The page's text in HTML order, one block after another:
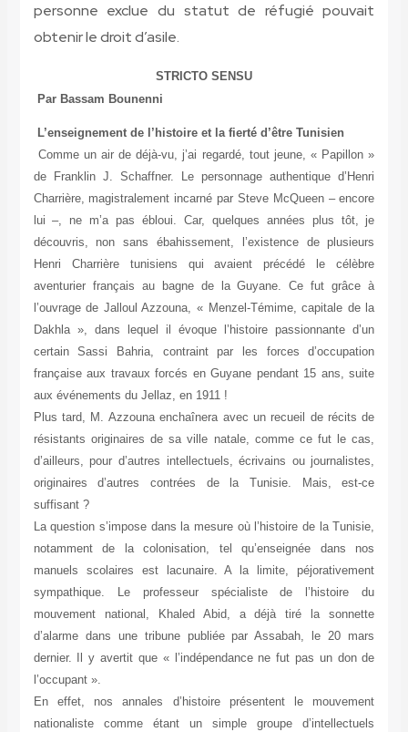
personne exclue du statut de réfugié pouvait
obtenir le droit d’asile.
STRICTO SENSU
Par Bassam Bounenni
L’enseignement de l’histoire et la fierté d’être Tunisien
Comme un air de déjà-vu, j’ai regardé, tout jeune, « Papillon »
de Franklin J. Schaffner. Le personnage authentique d’Henri
Charrière, magistralement incarné par Steve McQueen – encore
lui –, ne m’a pas ébloui. Car, quelques années plus tôt, je
découvris, non sans ébahissement, l’existence de plusieurs
Henri Charrière tunisiens qui avaient précédé le célèbre
aventurier français au bagne de la Guyane. Ce fut grâce à
l’ouvrage de Jalloul Azzouna, « Menzel-Témime, capitale de la
Dakhla », dans lequel il évoque l’histoire passionnante d’un
certain Sassi Bahria, contraint par les forces d’occupation
française aux travaux forcés en Guyane pendant 15 ans, suite
aux événements du Jellaz, en 1911 !
Plus tard, M. Azzouna enchaînera avec un recueil de récits de
résistants originaires de sa ville natale, comme ce fut le cas,
d’ailleurs, pour d’autres intellectuels, écrivains ou journalistes,
originaires d’autres contrées de la Tunisie. Mais, est-ce
suffisant ?
La question s’impose dans la mesure où l’histoire de la Tunisie,
notamment de la colonisation, tel qu’enseignée dans nos
manuels scolaires est lacunaire. A la limite, péjorativement
sympathique. Le professeur spécialiste de l’histoire du
mouvement national, Khaled Abid, a déjà tiré la sonnette
d’alarme dans une tribune publiée par Assabah, le 20 mars
dernier. Il y avertit que « l’indépendance ne fut pas un don de
l’occupant ».
En effet, nos annales d’histoire présentent le mouvement
nationaliste comme étant un simple groupe d’intellectuels